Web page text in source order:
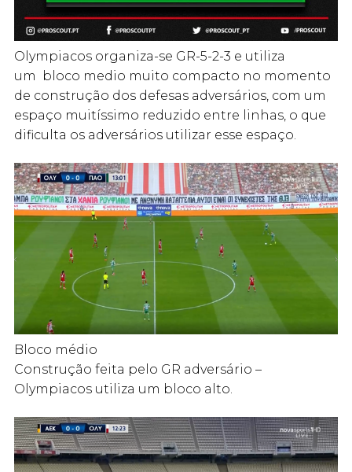
Olympiacos organiza-se GR-5-2-3 e utiliza
um bloco medio muito compacto no momento
de construção dos defesas adversários, com um
espaço muitíssimo reduzido entre linhas, o que
dificulta os adversários utilizar esse espaço.
Bloco médio
Construção feita pelo GR adversário –
Olympiacos utiliza um bloco alto.